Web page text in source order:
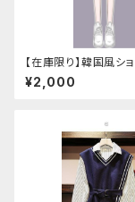
【在庫限り】韓国風シ
ャツ（へそ出し：重ね着
¥2,000